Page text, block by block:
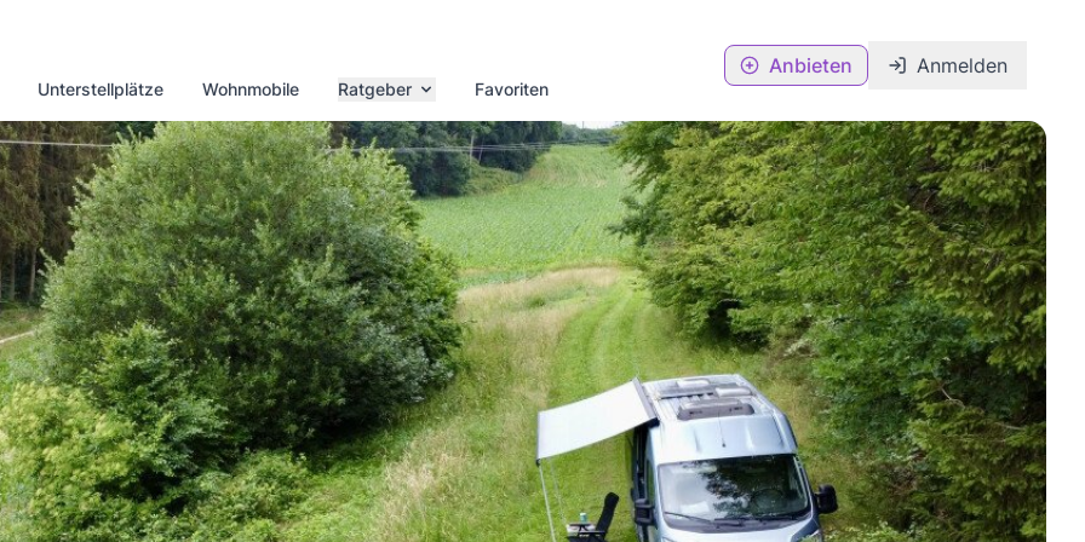
Unterstellplätze Wohnmobile Ratgeber Favoriten
Anbieten Anmelden